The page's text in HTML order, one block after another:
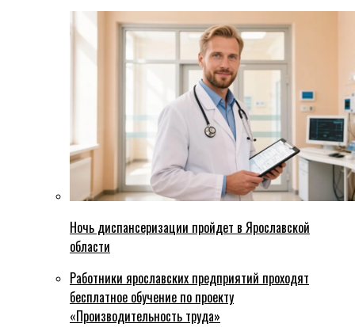
Ночь диспансеризации пройдет в Ярославской
области
Работники ярославских предприятий проходят
бесплатное обучение по проекту
«Производительность труда»